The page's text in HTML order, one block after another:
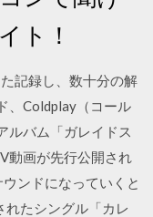
ト！
記録し、数十分の解
、Coldplay（コール
ルバム「ガレイドス
動画が先行公開され
ンドになっていくと
たシングル「カレ